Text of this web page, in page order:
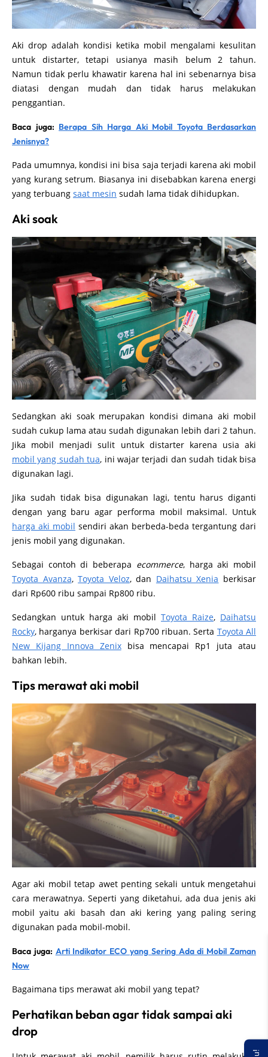
Aki drop adalah kondisi ketika mobil mengalami kesulitan
untuk distarter, tetapi usianya masih belum 2 tahun.
Namun tidak perlu khawatir karena hal ini sebenarnya bisa
diatasi dengan mudah dan tidak harus melakukan
penggantian.
Baca juga: Berapa Sih Harga Aki Mobil Toyota Berdasarkan
Jenisnya?
Pada umumnya, kondisi ini bisa saja terjadi karena aki mobil
yang kurang setrum. Biasanya ini disebabkan karena energi
yang terbuang saat mesin sudah lama tidak dihidupkan.
Aki soak
Sedangkan aki soak merupakan kondisi dimana aki mobil
sudah cukup lama atau sudah digunakan lebih dari 2 tahun.
Jika mobil menjadi sulit untuk distarter karena usia aki
mobil yang sudah tua, ini wajar terjadi dan sudah tidak bisa
digunakan lagi.
Jika sudah tidak bisa digunakan lagi, tentu harus diganti
dengan yang baru agar performa mobil maksimal. Untuk
harga aki mobil sendiri akan berbeda-beda tergantung dari
jenis mobil yang digunakan.
Sebagai contoh di beberapa ecommerce, harga aki mobil
Toyota Avanza,Toyota Veloz, dan Daihatsu Xenia berkisar
dari Rp600 ribu sampai Rp800 ribu.
Sedangkan untuk harga aki mobil Toyota Raize, Daihatsu
Rocky, harganya berkisar dari Rp700 ribuan. Serta Toyota All
New Kijang Innova Zenixbisa mencapai Rp1 juta atau
bahkan lebih.
Tips merawat aki mobil
Agar aki mobil tetap awet penting sekali untuk mengetahui
cara merawatnya. Seperti yang diketahui, ada dua jenis aki
mobil yaitu aki basah dan aki kering yang paling sering
digunakan pada mobil-mobil.
Baca juga: Arti Indikator ECO yang Sering Ada di Mobil Zaman
Now
Bagaimana tips merawat aki mobil yang tepat?
Perhatikan beban agar tidak sampai aki
drop